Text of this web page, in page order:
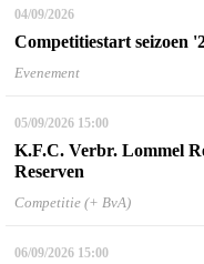
04/09/2026
Competitiestart seizoen
Evenement
05/09/2026 15:00
K.F.C. Verbr. Lommel
Reserven
Competitie (+ BvA)
06/09/2026 15:00